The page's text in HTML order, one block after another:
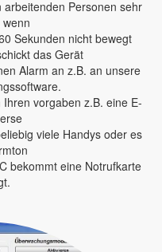
arbeitenden Personen sehr
Sekunden nicht bewegt
das Gerät
Alarm an z.B. an unsere
vorgaben z.B. eine E-
viele Handys oder es
bekommt eine Notrufkarte